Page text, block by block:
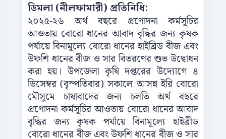
ডিমলা (নীলফামারী) প্রতিনিধি:
২০২৫-২৬ অর্থ বছরে প্রণোদনা কর্মসূচির
আওতায় বোরো ধানের আবাদ বৃদ্ধির জন্য কৃষক
পর্যায়ে বিনামূল্যে বোরো ধানের হাইব্রিড বীজ এবং
উফশি ধানের বীজ ও সার বিতরণের শুভ উদ্বোধন
করা হয়। উপজেলা কৃষি দপ্তরের উদ্যোগে ৪
ডিসেম্বর (বৃস্পতিবার) সকালে আসন্ন ইরি বোরো
মৌসুমে চাষাবাদের জন্য চলতি অর্থ বছরে
প্রণোদনা কর্মসূচির আওতায় বোরো ধানের আবাদ
বৃদ্ধির জন্য কৃষক পর্যায়ে বিনামূল্যে হাইব্রীড
বোরো ধানের বীজ এবং উফশি ধানের বীজ ও সার